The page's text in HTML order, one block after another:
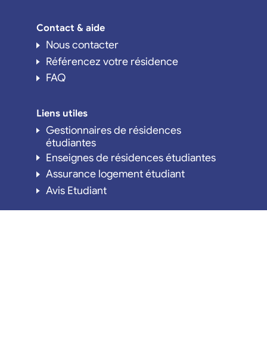
Contact & aide
Nous contacter
Référencez votre résidence
FAQ
Liens utiles
Gestionnaires de résidences
étudiantes
Enseignes de résidences étudiantes
Assurance logement étudiant
Avis Etudiant